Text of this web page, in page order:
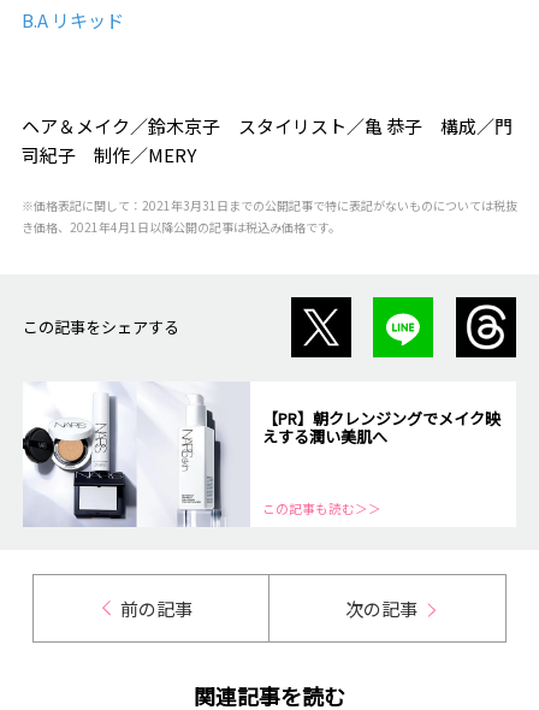
B.A リキッド
ヘア＆メイク／鈴木京子 スタイリスト／亀 恭子 構成／門
司紀子 制作／MERY
※価格表記に関して：2021年3月31日までの公開記事で特に表記がないものについては税抜
き価格、2021年4月1日以降公開の記事は税込み価格です。
この記事をシェアする
【PR】朝クレンジングでメイク映
えする潤い美肌へ
この記事も読む＞＞
前の記事 次の記事
関連記事を読む